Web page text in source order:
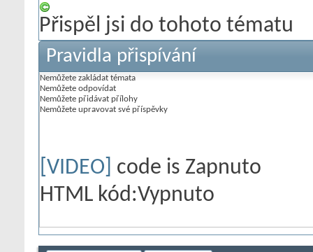
Přispěl jsi do tohoto tématu
Pravidla přispívání
Nemůžete zakládat témata
Nemůžete odpovídat
Nemůžete přidávat přílohy
Nemůžete upravovat své příspěvky
[VIDEO] code is Zapnuto
HTML kód:Vypnuto